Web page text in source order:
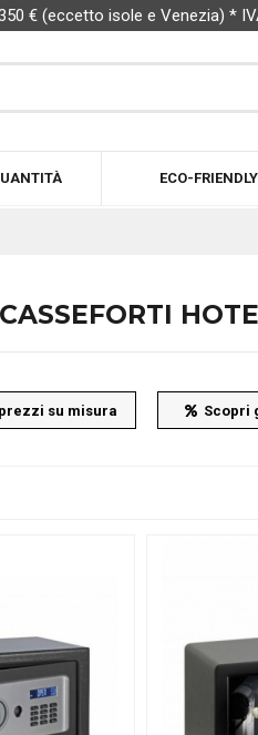
€ (eccetto isole e Venezia) *
ECO-FRIENDLY
CASSEFORTI
su misura Scopri